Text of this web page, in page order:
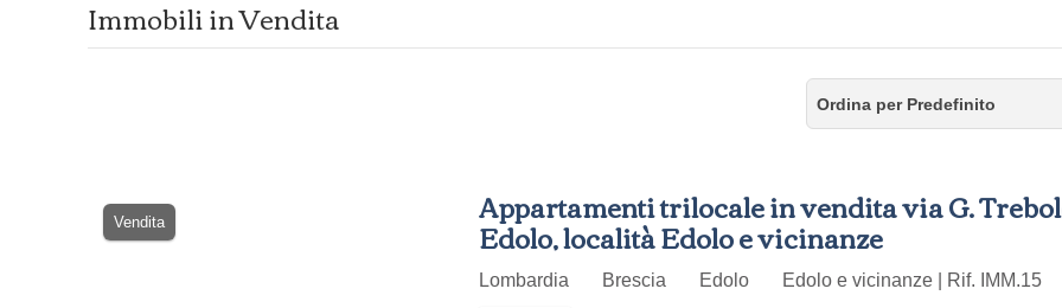
Immobili in Vendita
Ordina per Predefinito
Vendita Appartamenti trilocale in vendita via G.
Edolo, località Edolo e vicinanze
Lombardia Brescia Edolo Edolo e vicinanze | Rif. IMM.15